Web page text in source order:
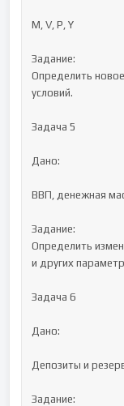
M, V, P, Y
Задание:
Определить
условий.
Задача 5
Дано:
ВВП, денежная
Задание:
Определить
и других
Задача 6
Дано:
Депозиты и
Задание: